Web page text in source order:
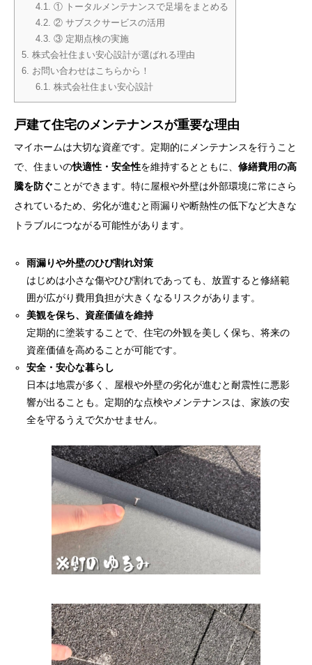
4.1.
① トータルメンテナンスで足場をまとめる
4.2. ② サブスクサービスの活用
4.3. ③ 定期点検の実施
5. 株式会社住まい安心設計が選ばれる理由
6. お問い合わせはこちらから！
6.1.
株式会社住まい安心設計
戸建て住宅のメンテナンスが重要な理由
マイホームは大切な資産です。定期的にメンテナンスを行うこと
で、住まいの快適性・安全性を維持するとともに、 修繕費用の高
騰を防ぐことができます。特に屋根や外壁は外部環境に常にさら
されているため、劣化が進むと雨漏りや断熱性の低下など大きな
トラブルにつながる可能性があります。
雨漏りや外壁のひび割れ対策
はじめは小さな傷やひび割れであっても、放置すると修繕範
囲が広がり費用負担が大きくなるリスクがあります。
美観を保ち、資産価値を維持
定期的に塗装することで、住宅の外観を美しく保ち、将来の
資産価値を高めることが可能です。
安全・安心な暮らし
日本は地震が多く、屋根や外壁の劣化が進むと耐震性に悪影
響が出ることも。定期的な点検やメンテナンスは、家族の安
全を守るうえで欠かせません。